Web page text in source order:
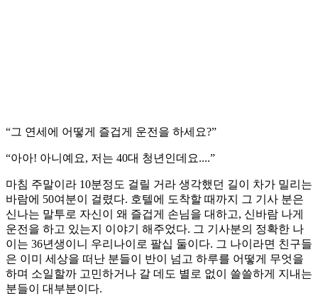
“그 연세에 어떻게 즐겁게 운전을 하세요?”
“아아! 아니예요, 저는 40대 청년인데요....”
마침 주말이라 10분정도 걸릴 거라 생각했던 길이 차가 밀리는
바람에 50여분이 걸렸다. 호텔에 도착할 때까지 그 기사 분은
신나는 말투로 자신이 왜 즐겁게 손님을 대하고, 신바람 나게
운전을 하고 있는지 이야기 해주었다. 그 기사분의 정확한 나
이는 36년생이니 우리나이로 팔십 둘이다. 그 나이라면 친구들
은 이미 세상을 떠난 분들이 반이 넘고 하루를 어떻게 무엇을
하며 소일할까 고민하거나 갈 데도 별로 없이 쓸쓸하게 지내는
분들이 대부분이다.